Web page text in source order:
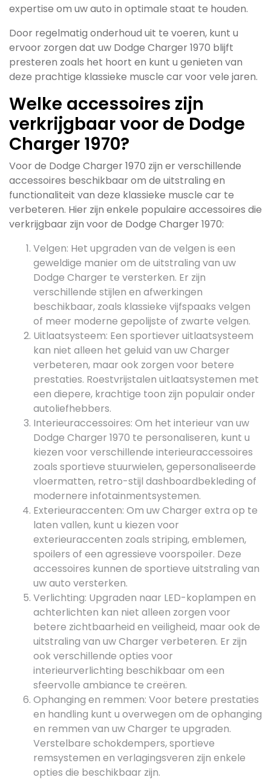
expertise om uw auto in optimale staat te houden.
Door regelmatig onderhoud uit te voeren, kunt u
ervoor zorgen dat uw Dodge Charger 1970 blijft
presteren zoals het hoort en kunt u genieten van
deze prachtige klassieke muscle car voor vele jaren.
Welke accessoires zijn
verkrijgbaar voor de Dodge
Charger 1970?
Voor de Dodge Charger 1970 zijn er verschillende
accessoires beschikbaar om de uitstraling en
functionaliteit van deze klassieke muscle car te
verbeteren. Hier zijn enkele populaire accessoires die
verkrijgbaar zijn voor de Dodge Charger 1970:
Velgen: Het upgraden van de velgen is een
geweldige manier om de uitstraling van uw
Dodge Charger te versterken. Er zijn
verschillende stijlen en afwerkingen
beschikbaar, zoals klassieke vijfspaaks velgen
of meer moderne gepolijste of zwarte velgen.
Uitlaatsysteem: Een sportiever uitlaatsysteem
kan niet alleen het geluid van uw Charger
verbeteren, maar ook zorgen voor betere
prestaties. Roestvrijstalen uitlaatsystemen met
een diepere, krachtige toon zijn populair onder
autoliefhebbers.
Interieuraccessoires: Om het interieur van uw
Dodge Charger 1970 te personaliseren, kunt u
kiezen voor verschillende interieuraccessoires
zoals sportieve stuurwielen, gepersonaliseerde
vloermatten, retro-stijl dashboardbekleding of
modernere infotainmentsystemen.
Exterieuraccenten: Om uw Charger extra op te
laten vallen, kunt u kiezen voor
exterieuraccenten zoals striping, emblemen,
spoilers of een agressieve voorspoiler. Deze
accessoires kunnen de sportieve uitstraling van
uw auto versterken.
Verlichting: Upgraden naar LED-koplampen en
achterlichten kan niet alleen zorgen voor
betere zichtbaarheid en veiligheid, maar ook de
uitstraling van uw Charger verbeteren. Er zijn
ook verschillende opties voor
interieurverlichting beschikbaar om een
sfeervolle ambiance te creëren.
Ophanging en remmen: Voor betere prestaties
en handling kunt u overwegen om de ophanging
en remmen van uw Charger te upgraden.
Verstelbare schokdempers, sportieve
remsystemen en verlagingsveren zijn enkele
opties die beschikbaar zijn.